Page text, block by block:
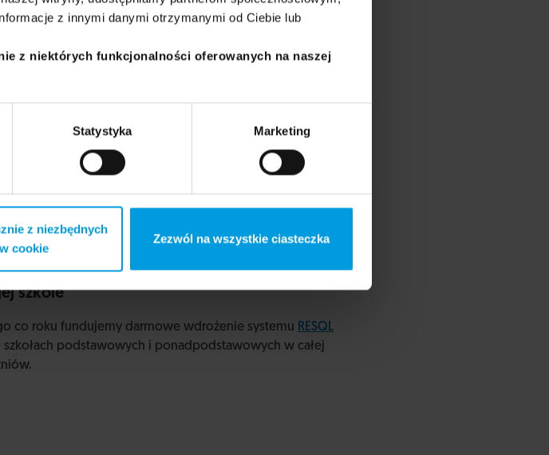
z innymi danymi otrzymanymi od Ciebie lub
z niektórych funkcjonalności oferowanych na naszej
Statystyka Marketing
z niezbędnych
cookie
Zezwól na wszystkie ciasteczka
połączyli siły w projekcie „Przerwij krąg przemocy w
rówieśniczej . Chcemy uświadomić
dzieci. Zależy nam, by przeciwdziałać przemocy poprzez
szkole
co roku fundujemy darmowe wdrożenie systemu RESQL
podstawowych i ponadpodstawowych w całej